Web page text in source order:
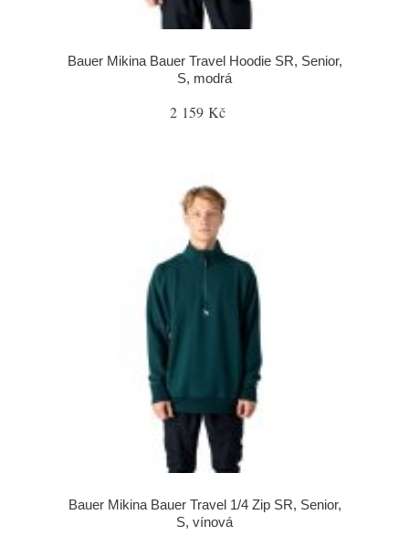
Bauer Mikina Bauer Travel Hoodie SR, Senior,
S, modrá
2 159 Kč
Bauer Mikina Bauer Travel 1/4 Zip SR, Senior,
S, vínová